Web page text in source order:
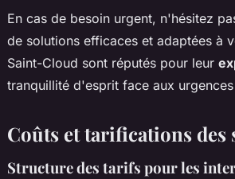
En cas de besoin urgent, n'hésitez
de solutions efficaces et adaptées à
Saint-Cloud sont réputés pour leur
tranquillité d'esprit face aux
Coûts et tarifications des
Structure des tarifs pour les